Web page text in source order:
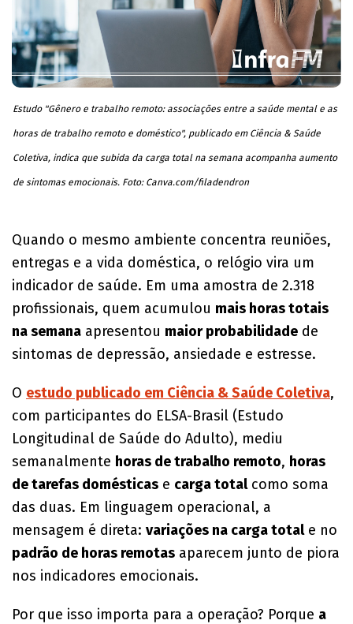
Estudo "Gênero e trabalho remoto: associações entre a saúde mental e as
horas de trabalho remoto e doméstico", publicado em Ciência & Saúde
Coletiva, indica que subida da carga total na semana acompanha aumento
de sintomas emocionais. Foto: Canva.com/filadendron
​Quando o mesmo ambiente concentra reuniões,
entregas e a vida doméstica, o relógio vira um
indicador de saúde. Em uma amostra de 2.318
profissionais, quem acumulou mais horas totais
na semana apresentou maior probabilidade de
sintomas de depressão, ansiedade e estresse.
O estudo publicado em Ciência & Saúde Coletiva,
com participantes do ELSA-Brasil (Estudo
Longitudinal de Saúde do Adulto), mediu
semanalmente horas de trabalho remoto, horas
de tarefas domésticas e carga totalcomo soma
das duas. Em linguagem operacional, a
mensagem é direta: variações na carga totale no
padrão de horas remotas aparecem junto de piora
nos indicadores emocionais.
Por que isso importa para a operação? Porque a